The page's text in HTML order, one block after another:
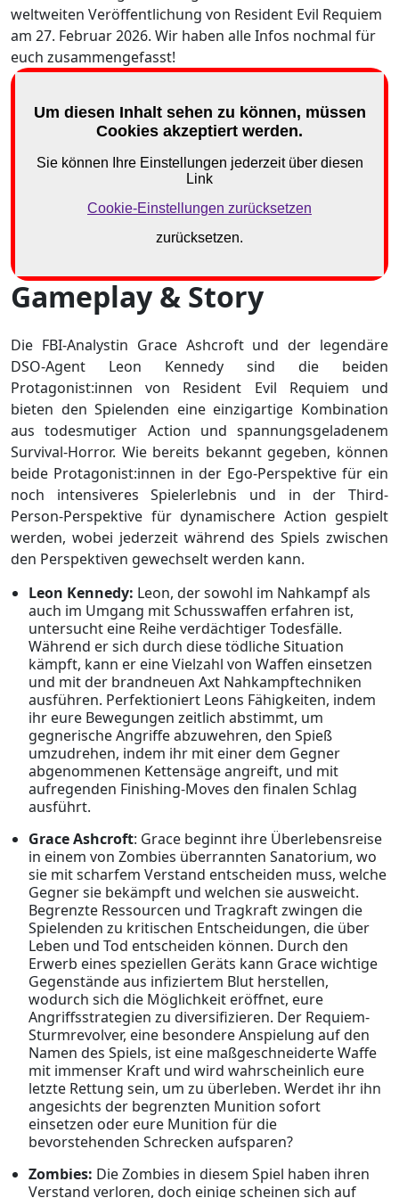
weltweiten Veröffentlichung von Resident Evil Requiem
am 27. Februar 2026. Wir haben alle Infos nochmal für
euch zusammengefasst!
Gameplay & Story
Die FBI-Analystin Grace Ashcroft und der legendäre
DSO-Agent Leon Kennedy sind die beiden
Protagonist:innen von Resident Evil Requiem und
bieten den Spielenden eine einzigartige Kombination
aus todesmutiger Action und spannungsgeladenem
Survival-Horror. Wie bereits bekannt gegeben, können
beide Protagonist:innen in der Ego-Perspektive für ein
noch intensiveres Spielerlebnis und in der Third-
Person-Perspektive für dynamischere Action gespielt
werden, wobei jederzeit während des Spiels zwischen
den Perspektiven gewechselt werden kann.
Leon Kennedy: Leon, der sowohl im Nahkampf als
auch im Umgang mit Schusswaffen erfahren ist,
untersucht eine Reihe verdächtiger Todesfälle.
Während er sich durch diese tödliche Situation
kämpft, kann er eine Vielzahl von Waffen einsetzen
und mit der brandneuen Axt Nahkampftechniken
ausführen. Perfektioniert Leons Fähigkeiten, indem
ihr eure Bewegungen zeitlich abstimmt, um
gegnerische Angriffe abzuwehren, den Spieß
umzudrehen, indem ihr mit einer dem Gegner
abgenommenen Kettensäge angreift, und mit
aufregenden Finishing-Moves den finalen Schlag
ausführt.
Grace Ashcroft: Grace beginnt ihre Überlebensreise
in einem von Zombies überrannten Sanatorium, wo
sie mit scharfem Verstand entscheiden muss, welche
Gegner sie bekämpft und welchen sie ausweicht.
Begrenzte Ressourcen und Tragkraft zwingen die
Spielenden zu kritischen Entscheidungen, die über
Leben und Tod entscheiden können. Durch den
Erwerb eines speziellen Geräts kann Grace wichtige
Gegenstände aus infiziertem Blut herstellen,
wodurch sich die Möglichkeit eröffnet, eure
Angriffsstrategien zu diversifizieren. Der Requiem-
Sturmrevolver, eine besondere Anspielung auf den
Namen des Spiels, ist eine maßgeschneiderte Waffe
mit immenser Kraft und wird wahrscheinlich eure
letzte Rettung sein, um zu überleben. Werdet ihr ihn
angesichts der begrenzten Munition sofort
einsetzen oder eure Munition für die
bevorstehenden Schrecken aufsparen?
Zombies: Die Zombies in diesem Spiel haben ihren
Verstand verloren, doch einige scheinen sich auf